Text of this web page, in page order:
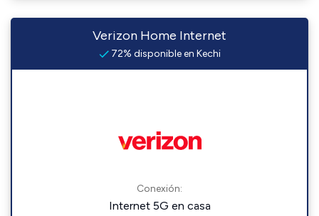
Verizon Home Internet
72% disponible en Kechi
Conexión:
Internet 5G en casa